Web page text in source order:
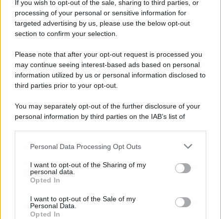
If you wish to opt-out of the sale, sharing to third parties, or
processing of your personal or sensitive information for
targeted advertising by us, please use the below opt-out
section to confirm your selection.
Please note that after your opt-out request is processed you
may continue seeing interest-based ads based on personal
information utilized by us or personal information disclosed to
third parties prior to your opt-out.
You may separately opt-out of the further disclosure of your
personal information by third parties on the IAB’s list of
This information may also be disclosed by us to third parties
disclose it to other third parties.
Please note that this website/app uses one or more Google
services and may gather and store information including but
not limited to your visit or usage behaviour. You may click to
grant or deny consent to Google and its third-party tags to
Personal Data Processing Opt Outs
I want to opt-out of the Sharing of my
personal data.
Opted In
I want to opt-out of the Sale of my
Personal Data.
Opted In
Avellino: Manzi ceduto a titolo definitivo alla
Scafatese